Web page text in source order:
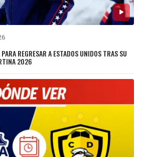
REGRESAR A ESTADOS UNIDOS TRAS SU
2026